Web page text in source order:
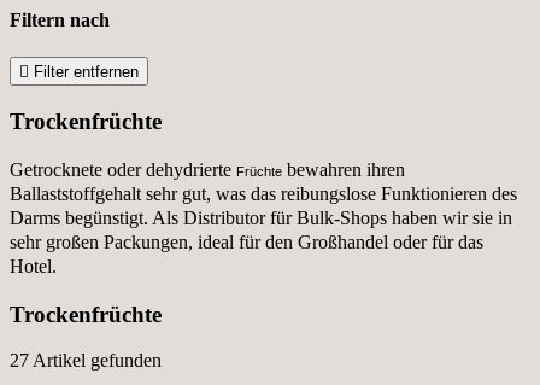
Filtern nach
 Filter entfernen
Trockenfrüchte
Getrocknete oder dehydrierte Früchte bewahren ihren
Ballaststoffgehalt sehr gut, was das reibungslose Funktionieren des
Darms begünstigt. Als Distributor für Bulk-Shops haben wir sie in
sehr großen Packungen, ideal für den Großhandel oder für das
Hotel.
Trockenfrüchte
27 Artikel gefunden